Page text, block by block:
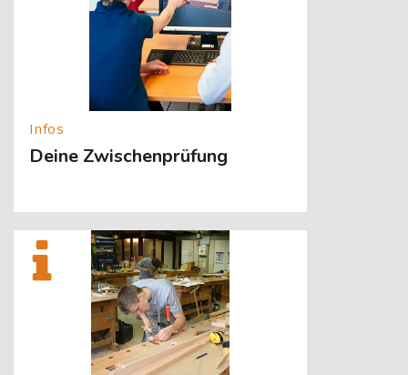
Deine Zwischenprüfung
[Cocoon] About (Text with Image) überspringen